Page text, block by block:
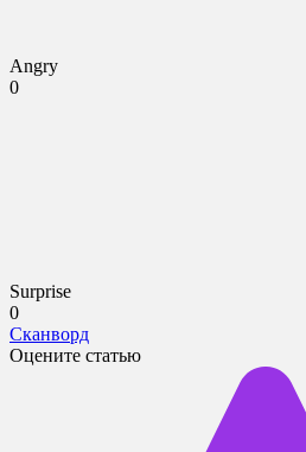
Angry
0
Surprise
0
Сканворд
Оцените статью